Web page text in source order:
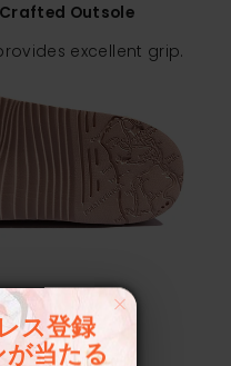
Outsole
excellent grip.
ス登録
が当たる